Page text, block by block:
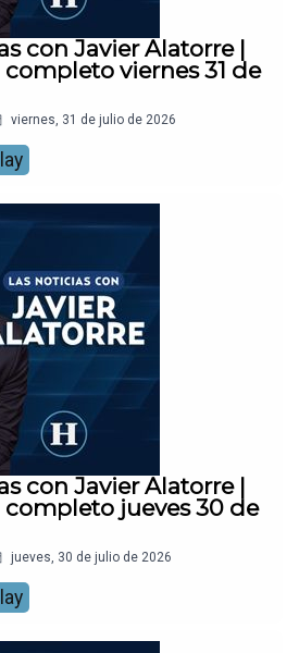
con Javier Alatorre |
viernes 31 de
viernes, 31 de julio de 2026
con Javier Alatorre |
completo jueves 30 de
jueves, 30 de julio de 2026